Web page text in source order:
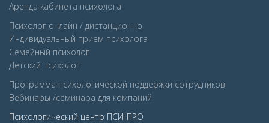
Аренда кабинета психолога
Психолог онлайн / дистанционно
Индивидуальный прием психолога
Семейный психолог
Детcкий психолог
Программа психологической поддержки сотрудников
Вебинары /семинара для компаний
Психологический центр ПСИ-ПРО